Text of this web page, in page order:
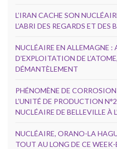
L’IRAN CACHE SON
L’ABRI DES REGARDS ET DES
NUCLÉAIRE EN ALLEMAGNE :
D’EXPLOITATION DE
DÉMANTÈLEMENT
PHÉNOMÈNE DE
L’UNITÉ DE PRODUCTION
NUCLÉAIRE DE BELLEVILLE À
NUCLÉAIRE, ORANO-LA
TOUT AU LONG DE CE